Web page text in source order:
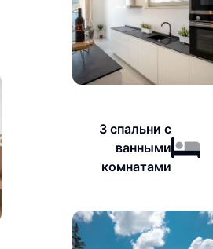
3 спальни с
ванными
комнатами